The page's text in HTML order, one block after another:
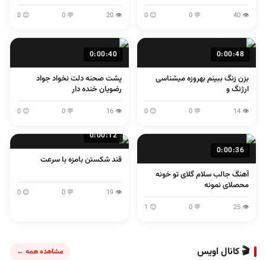
👁 40
💬 0
😊 0
👁 20
💬 0
😊 0
0:00:48
بزن زنگ ببینم بهروزه میشناسی
ارژنگ و
👁 14
💬 0
😊 0
0:00:40
پشت صحنه دلت نخواد جواد
رضویان خنده دار
👁 16
💬 0
😊 0
0:00:36
آهنگ جالب سلام گلای تو خونه
محصلای نمونه
👁 25
💬 0
😊 1
0:00:12
قند شکستن بامزه با سرعت
👁 19
💬 0
😊 0
🎬 کانال اویس مشاهده همه ←